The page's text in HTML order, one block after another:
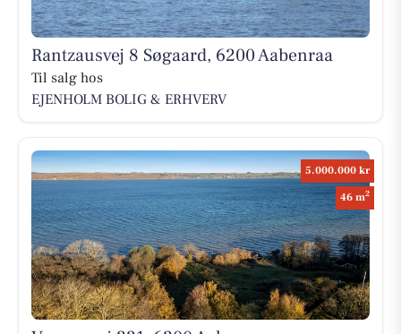
Rantzausvej 8 Søgaard, 6200 Aabenraa
Til salg hos
EJENHOLM BOLIG & ERHVERV
5.000.000 kr
46 m2